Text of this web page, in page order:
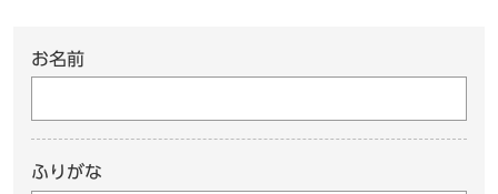
お名前
ふりがな